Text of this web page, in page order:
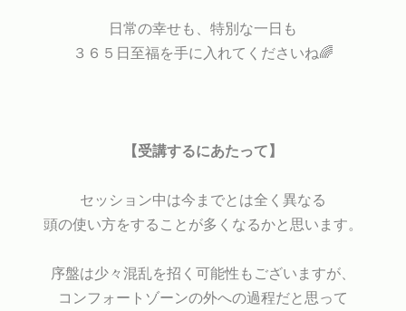
日常の幸せも、特別な一日も
３６５日至福を手に入れてくださいね🌈
【受講するにあたって】
セッション中は今までとは全く異なる
頭の使い方をすることが多くなるかと思います。
序盤は少々混乱を招く可能性もございますが、
コンフォートゾーンの外への過程だと思って